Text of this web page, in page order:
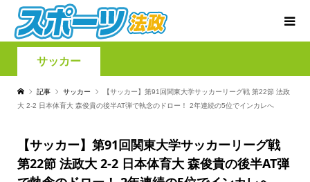
サッカー
記事 サッカー
【サッカー】第91回関東大学サッカーリーグ戦 第22節 法政
大 2-2 日本体育大 森俊貴の後半AT弾で執念のドロー！ 2年連続の5位でインカレへ
【サッカー】第91回関東大学サッカーリーグ戦
第22節 法政大 2-2 日本体育大 森俊貴の後半AT弾